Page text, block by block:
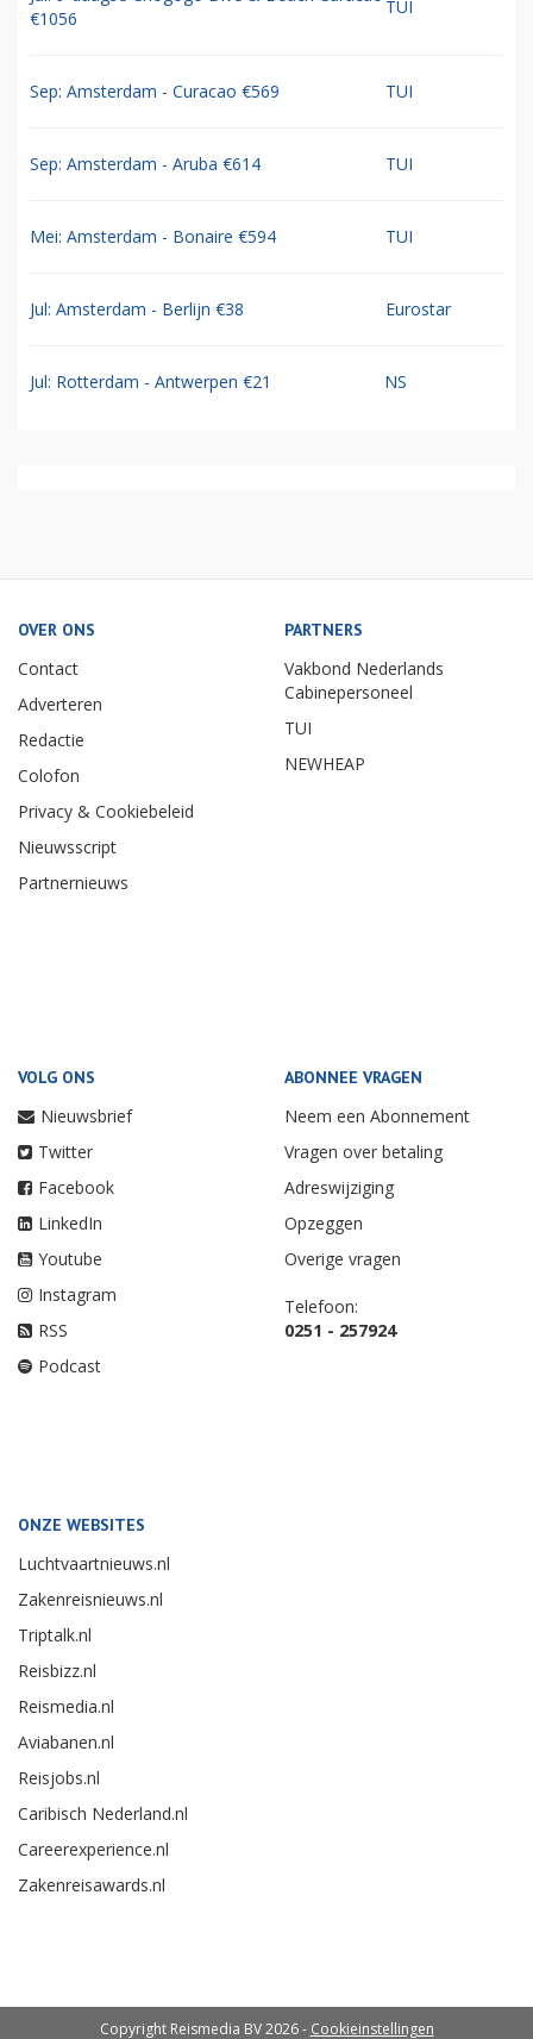
€1056
TUI
Sep: Amsterdam - Curacao €569 TUI
Sep: Amsterdam - Aruba €614 TUI
Mei: Amsterdam - Bonaire €594 TUI
Jul: Amsterdam - Berlijn €38 Eurostar
Jul: Rotterdam - Antwerpen €21 NS
OVER ONS
Contact
Adverteren
Redactie
Colofon
Privacy & Cookiebeleid
Nieuwsscript
Partnernieuws
PARTNERS
Vakbond Nederlands
Cabinepersoneel
TUI
NEWHEAP
VOLG ONS
Nieuwsbrief
Twitter
Facebook
LinkedIn
Youtube
Instagram
RSS
Podcast
ABONNEE VRAGEN
Neem een Abonnement
Vragen over betaling
Adreswijziging
Opzeggen
Overige vragen
Telefoon:
0251 - 257924
ONZE WEBSITES
Luchtvaartnieuws.nl
Zakenreisnieuws.nl
Triptalk.nl
Reisbizz.nl
Reismedia.nl
Aviabanen.nl
Reisjobs.nl
Caribisch Nederland.nl
Careerexperience.nl
Zakenreisawards.nl
Copyright Reismedia BV 2026 - Cookieinstellingen